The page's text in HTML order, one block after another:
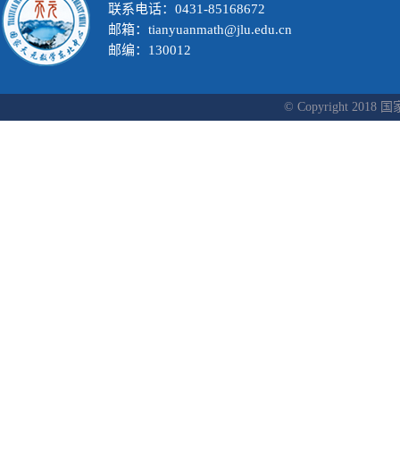
联系电话：0431-85168672
邮箱：tianyuanmath@jlu.edu.cn
邮编：130012
© Copyright 2018 国